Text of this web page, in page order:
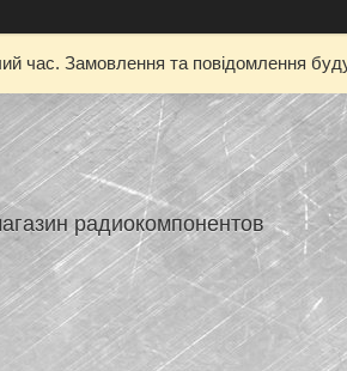
час. Замовлення та повідомлення
радиокомпонентов